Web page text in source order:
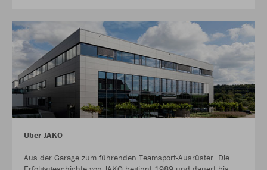
Über JAKO
Aus der Garage zum führenden Teamsport-Ausrüster. Die